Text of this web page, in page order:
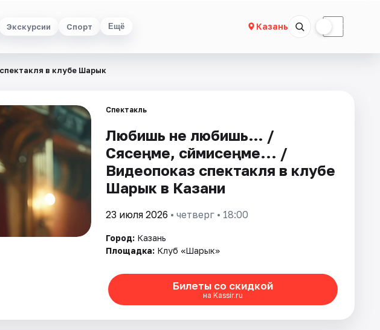
Экскурсии Спорт Ещё Казань ☾
в клубе Шарык
Спектакль
Любишь не любишь… /
Cөясеңме, сөймисеңме... /
Видеопоказ спектакля в клубе
Шарык в Казани
23 июля 2026 • четверг • 18:00
Город: Казань
Площадка: Клуб «Шарык»
Билеты со скидкой
на Kassir.ru